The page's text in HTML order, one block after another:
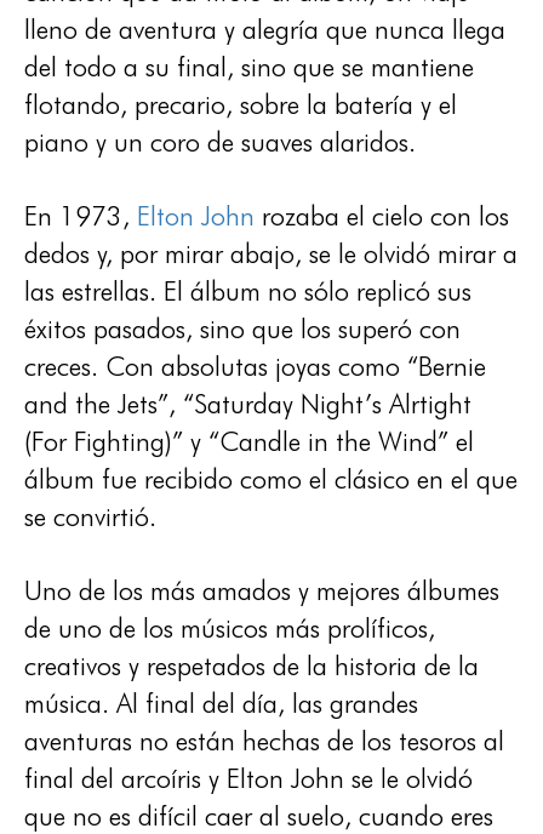
lleno de aventura y alegría que nunca llega
del todo a su final, sino que se mantiene
flotando, precario, sobre la batería y el
piano y un coro de suaves alaridos.
En 1973, Elton John rozaba el cielo con los
dedos y, por mirar abajo, se le olvidó mirar a
las estrellas. El álbum no sólo replicó sus
éxitos pasados, sino que los superó con
creces. Con absolutas joyas como “Bernie
and the Jets”, “Saturday Night’s Alrtight
(For Fighting)” y “Candle in the Wind” el
álbum fue recibido como el clásico en el que
se convirtió.
Uno de los más amados y mejores álbumes
de uno de los músicos más prolíficos,
creativos y respetados de la historia de la
música. Al final del día, las grandes
aventuras no están hechas de los tesoros al
final del arcoíris y Elton John se le olvidó
que no es difícil caer al suelo, cuando eres